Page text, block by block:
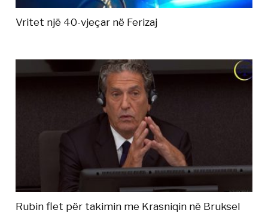
Vritet një 40-vjeçar në Ferizaj
Rubin flet për takimin me Krasniqin në Bruksel